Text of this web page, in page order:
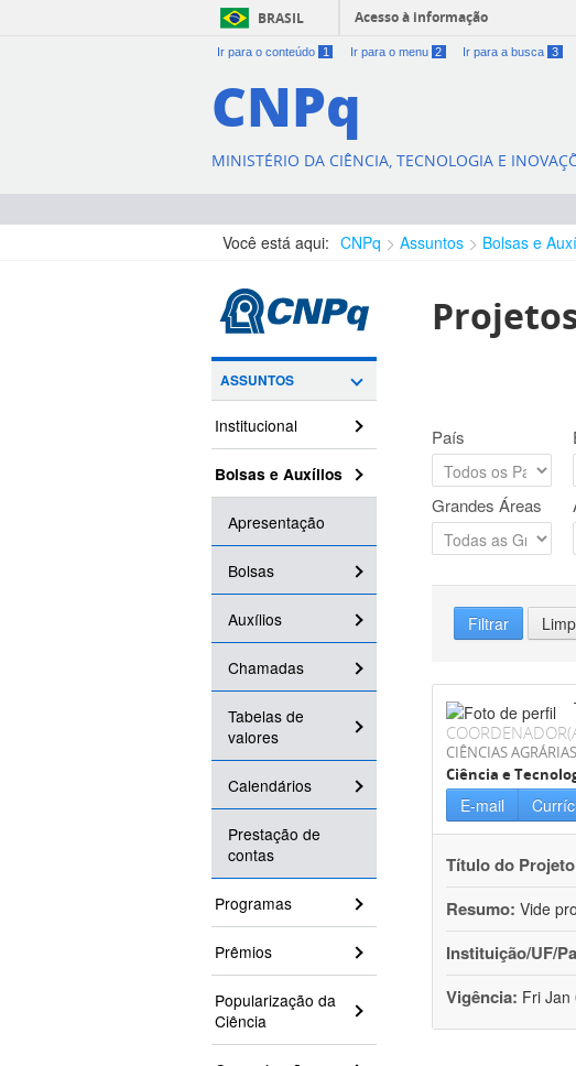
BRASIL Acesso à informação
Ir para o conteúdo 1 Ir para o menu 2 Ir para a busca 3
CNPq
MINISTÉRIO DA CIÊNCIA, TECNOLOGIA E
Você está aqui: CNPq Assuntos Bolsas e
ASSUNTOS
Institucional
Bolsas e Auxílios
Apresentação
Bolsas
Auxílios
Chamadas
Tabelas de
valores
Calendários
Prestação de
contas
Programas
Prêmios
Popularização da
Ciência
País
Grandes Áreas
Filtrar
CIÊNCIAS AGRÁRIAS
Ciência e
E-mail
Título do
Resumo: Vide
Instituição/UF/
Vigência: Fri Jan